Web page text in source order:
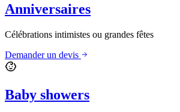
Anniversaires
Célébrations intimistes ou grandes fêtes
Demander un devis
Baby showers